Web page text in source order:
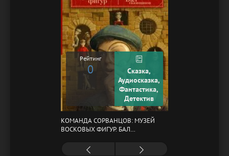
Рейтинг
0
Сказка,
Аудиосказка,
Фантастика,
Детектив
КОМАНДА СОРВАНЦОВ: МУЗЕЙ
ВОСКОВЫХ ФИГУР. БАЛ